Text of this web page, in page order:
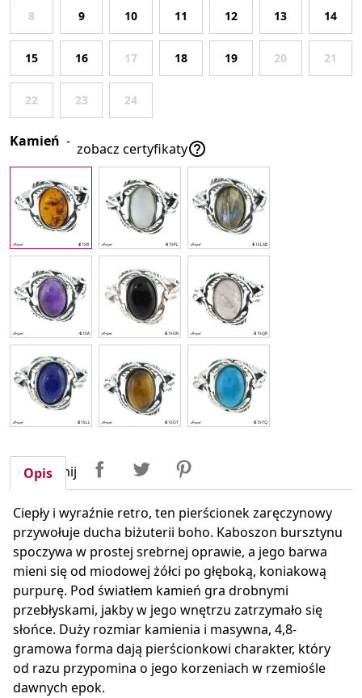
8 9 10 11 12 13 14
15 16 17 18 19 20 21
22 23 24
Kamień - zobacz certyfikaty
Udostępnij UdostępnijTweetuj
Opis
Ciepły i wyraźnie retro, ten pierścionek zaręczynowy
przywołuje ducha biżuterii boho. Kaboszon bursztynu
spoczywa w prostej srebrnej oprawie, a jego barwa
mieni się od miodowej żółci po głęboką, koniakową
purpurę. Pod światłem kamień gra drobnymi
przebłyskami, jakby w jego wnętrzu zatrzymało się
słońce. Duży rozmiar kamienia i masywna, 4,8-
gramowa forma dają pierścionkowi charakter, który
od razu przypomina o jego korzeniach w rzemiośle
dawnych epok.